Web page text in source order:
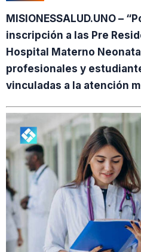
MISIONESSALUD.UNO –
inscripción a las Pre
Hospital Materno
profesionales y
vinculadas a la atención